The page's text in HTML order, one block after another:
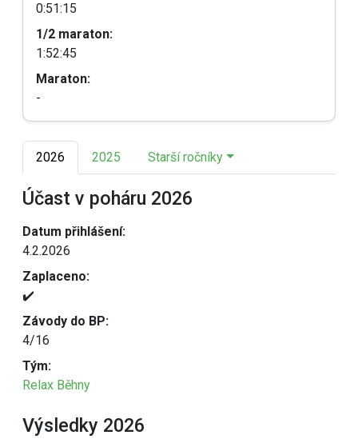
0:51:15
1/2 maraton:
1:52:45
Maraton:
-
2026 2025 Starší ročníky
Účast v poháru 2026
Datum přihlášení:
4.2.2026
Zaplaceno:
✔️
Závody do BP:
4/16
Tým:
Relax Běhny
Výsledky 2026